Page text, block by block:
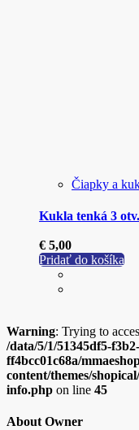
Čiapky a
Kukla tenká 3
€ 5,00
Pridať do košíka
Warning: Trying to
/data/5/1/51345df5-
ff4bcc01c68a/
content/themes/
info.php on line 45
About Owner